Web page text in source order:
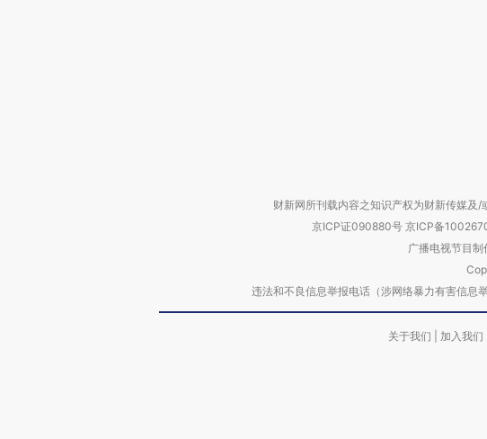
财新网所刊载内容之知识产权为财新传媒及/
京ICP证090880号 京ICP备
广播电视节目
违法和不良信息举报电话（涉网络暴力有害信
关于我们 加入我们